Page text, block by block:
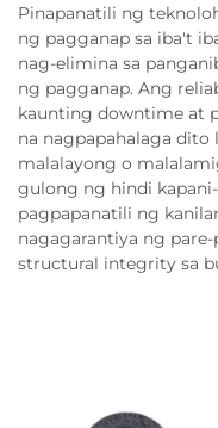
Pinapanatili ng
ng pagganap sa iba't
nag-elimina sa
ng pagganap. Ang
kaunting downtime at
na nagpapahalaga dito
malalayong o
gulong ng hindi
pagpapanatili ng
nagagarantiya ng
structural integrity sa